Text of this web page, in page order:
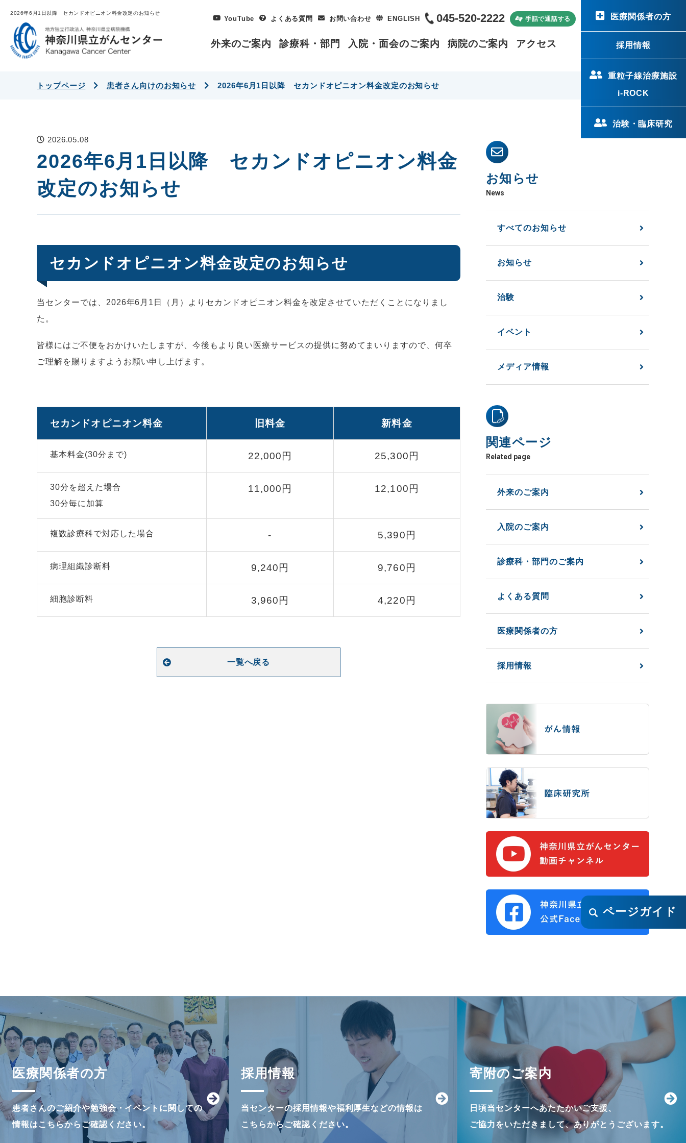
2026年6月1日以降 セカンドオピニオン料金改定のお知らせ
YouTube よくある質問 お問い合わせ ENGLISH 045-520-2222 手話で通話する
外来のご案内 診療科・部門 入院・面会のご案内 病院のご案内 アクセス
医療関係者の方
採用情報
重粒子線治療施設
i-ROCK
治験・臨床研究
トップページ 患者さん向けのお知らせ 2026年6月1日以降 セカンドオピニオン料金改定のお知らせ
2026.05.08
2026年6月1日以降 セカンドオピニオン料金
改定のお知らせ
セカンドオピニオン料金改定のお知らせ
当センターでは、2026年6月1日（月）よりセカンドオピニオン料金を改定させていただくことになりまし
た。
皆様にはご不便をおかけいたしますが、今後もより良い医療サービスの提供に努めてまいりますので、何卒
ご理解を賜りますようお願い申し上げます。
セカンドオピニオン料金 旧料金 新料金
基本料金(30分まで) 22,000円 25,300円
30分を超えた場合
30分毎に加算
11,000円 12,100円
複数診療科で対応した場合 - 5,390円
病理組織診断料 9,240円 9,760円
細胞診断料 3,960円 4,220円
一覧へ戻る
お知らせ
News
すべてのお知らせ
お知らせ
治験
イベント
メディア情報
関連ページ
Related page
外来のご案内
入院のご案内
診療科・部門のご案内
よくある質問
医療関係者の方
採用情報
ページガイド
医療関係者の方
患者さんのご紹介や勉強会・イベントに関しての
情報はこちらからご確認ください。
採用情報
当センターの採用情報や福利厚生などの情報は
こちらからご確認ください。
寄附のご案内
日頃当センターへあたたかいご支援、
ご協力をいただきまして、ありがとうございます。